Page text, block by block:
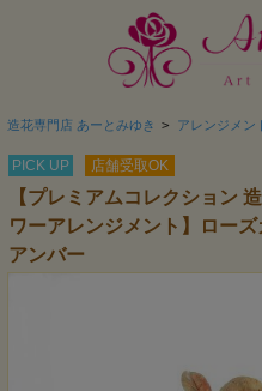
造花専門店 あーとみゆき > アレンジメン
PICK UP 店舗受取OK
【プレミアムコレクション
ワーアレンジメント】ロー
アンバー